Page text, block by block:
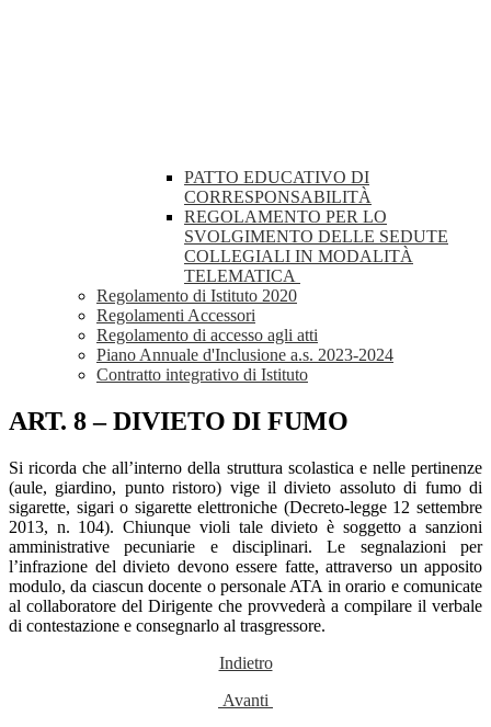
PATTO EDUCATIVO DI
CORRESPONSABILITÀ
REGOLAMENTO PER LO
SVOLGIMENTO DELLE SEDUTE
COLLEGIALI IN MODALITÀ
TELEMATICA
Regolamento di Istituto 2020
Regolamenti Accessori
Regolamento di accesso agli atti
Piano Annuale d'Inclusione a.s. 2023-2024
Contratto integrativo di Istituto
ART. 8 – DIVIETO DI FUMO
Si ricorda che all’interno della struttura scolastica e nelle pertinenze
(aule, giardino, punto ristoro) vige il divieto assoluto di fumo di
sigarette, sigari o sigarette elettroniche (Decreto-legge 12 settembre
2013, n. 104). Chiunque violi tale divieto è soggetto a sanzioni
amministrative pecuniarie e disciplinari. Le segnalazioni per
l’infrazione del divieto devono essere fatte, attraverso un apposito
modulo, da ciascun docente o personale ATA in orario e comunicate
al collaboratore del Dirigente che provvederà a compilare il verbale
di contestazione e consegnarlo al trasgressore.
Indietro
Avanti